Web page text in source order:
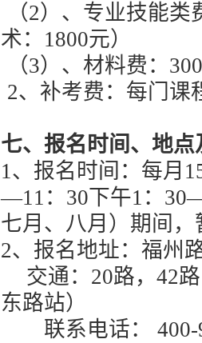
（2）、专业技能类
术： 1800元）
（3）、材料费： 300
2、补考费：每门课
七、报名时间、地点
1、报名时间：每月
—11 ： 30下午1 ： 30
七月、八月）期间，
2、报名地址：福州
交通： 20路， 42
东路站）
联系电话：